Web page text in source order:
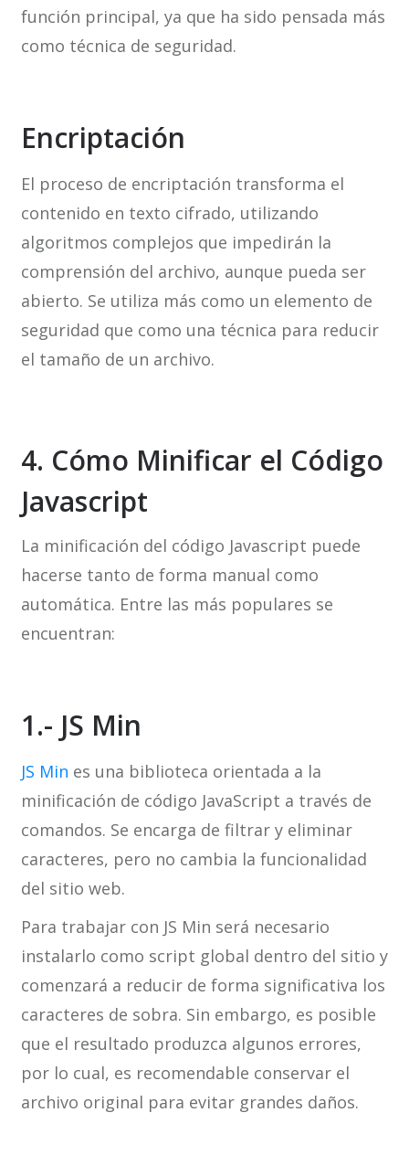
función principal, ya que ha sido pensada más
como técnica de seguridad.
Encriptación
El proceso de encriptación transforma el
contenido en texto cifrado, utilizando
algoritmos complejos que impedirán la
comprensión del archivo, aunque pueda ser
abierto. Se utiliza más como un elemento de
seguridad que como una técnica para reducir
el tamaño de un archivo.
4. Cómo Minificar el Código
Javascript
La minificación del código Javascript puede
hacerse tanto de forma manual como
automática. Entre las más populares se
encuentran:
1.- JS Min
JS Min es una biblioteca orientada a la
minificación de código JavaScript a través de
comandos. Se encarga de filtrar y eliminar
caracteres, pero no cambia la funcionalidad
del sitio web.
Para trabajar con JS Min será necesario
instalarlo como script global dentro del sitio y
comenzará a reducir de forma significativa los
caracteres de sobra. Sin embargo, es posible
que el resultado produzca algunos errores,
por lo cual, es recomendable conservar el
archivo original para evitar grandes daños.